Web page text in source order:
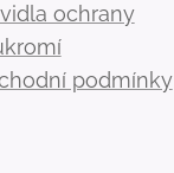
ochrany
podmínky